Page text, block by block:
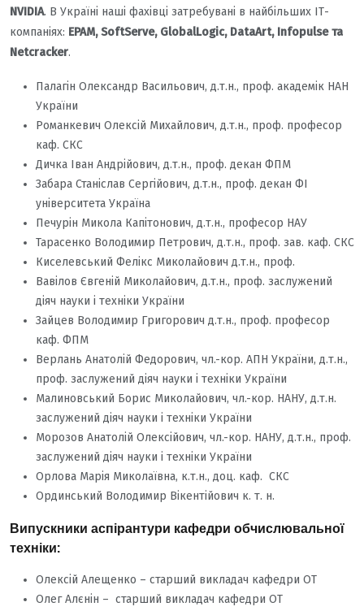
NVIDIA. В Україні наші фахівці затребувані в найбільших ІТ-
компаніях: EPAM, SoftServe, GlobalLogic, DataArt, Infopulse та
Netcracker.
Палагін Олександр Васильович, д.т.н., проф. академік НАН
України
Романкевич Олексій Михайлович, д.т.н., проф. професор
каф. СКС
Дичка Іван Андрійович, д.т.н., проф. декан ФПМ
Забара Станіслав Сергійович, д.т.н., проф. декан ФІ
університета Україна
Печурін Микола Капітонович, д.т.н., професор НАУ
Тарасенко Володимир Петрович, д.т.н., проф. зав. каф. СКС
Киселевський Фелікс Миколайович д.т.н., проф.
Вавілов Євгеній Миколайович, д.т.н., проф. заслужений
діяч науки і техніки України
Зайцев Володимир Григорович д.т.н., проф. професор
каф. ФПМ
Верлань Анатолій Федорович, чл.-кор. АПН України, д.т.н.,
проф. заслужений діяч науки і техніки України
Малиновський Борис Миколайович, чл.-кор. НАНУ, д.т.н.
заслужений діяч науки і техніки України
Морозов Анатолій Олексійович, чл.-кор. НАНУ, д.т.н., проф.
заслужений діяч науки і техніки України
Орлова Марія Миколаївна, к.т.н., доц. каф. СКС
Ординський Володимир Вікентійович к. т. н.
Випускники аспірантури кафедри обчислювальної
техніки:
Олексій Алещенко – старший викладач кафедри ОТ
Олег Алєнін – старший викладач кафедри ОТ